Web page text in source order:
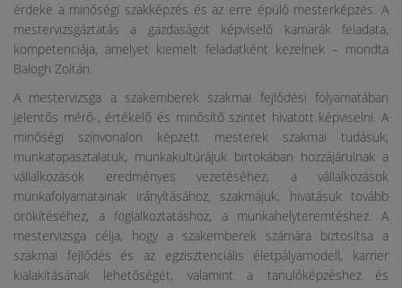
érdeke a minőségi szakképzés és az erre épülő mesterképzés. A
mestervizsgáztatás a gazdaságot képviselő kamarák feladata,
kompetenciája, amelyet kiemelt feladatként kezelnek – mondta
Balogh Zoltán.
A mestervizsga a szakemberek szakmai fejlődési folyamatában
jelentős mérő-, értékelő és minősítő szintet hivatott képviselni. A
minőségi színvonalon képzett mesterek szakmai tudásuk,
munkatapasztalatuk, munkakultúrájuk birtokában hozzájárulnak a
vállalkozások eredményes vezetéséhez, a vállalkozások
munkafolyamatainak irányításához, szakmájuk, hivatásuk tovább
örökítéséhez, a foglalkoztatáshoz, a munkahelyteremtéshez. A
mestervizsga célja, hogy a szakemberek számára biztosítsa a
szakmai fejlődés és az egzisztenciális életpályamodell, karrier
kialakításának lehetőségét, valamint a tanulóképzéshez és